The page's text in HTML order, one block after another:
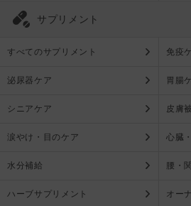
サプリメント
すべてのサプリメント 免疫
泌尿器ケア 胃腸
シニアケア 皮膚
涙やけ・目のケア 心臓
水分補給 腰・
ハーブサプリメント オー